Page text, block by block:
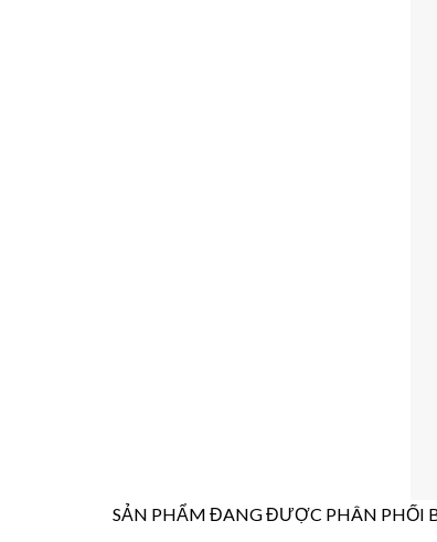
SẢN PHẨM ĐANG ĐƯỢC PHÂN PHỐI